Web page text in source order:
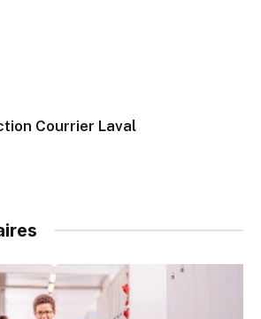
Courrier Laval